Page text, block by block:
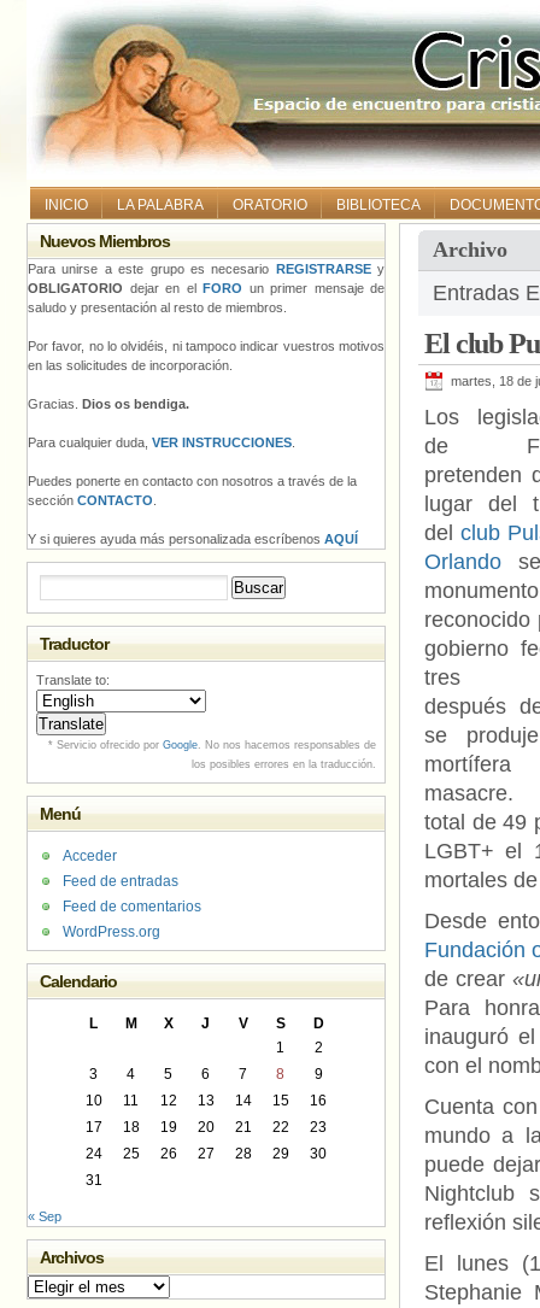
INICIO LA PALABRA ORATORIO BIBLIOTECA
Archivo
Entradas
El club
martes, 18 de
Los
de
pretenden
lugar del
del club
Orlando
monumento
reconocido
gobierno
tres
después
se
mortífera
total de 49
LGBT+ el
mortales
Desde
Fundación
de crear
Para
inauguró
con el
Cuenta
mundo a
puede
Nightclub
reflexión
El lunes
Stephanie
Nuevos Miembros
Para unirse a este grupo es necesario REGISTRARSEy
OBLIGATORIO dejar en el FORO un primer mensaje de
saludo y presentación al resto de miembros.
Por favor, no lo olvidéis, ni tampoco indicar vuestros motivos
en las solicitudes de incorporación.
Gracias. Dios os bendiga.
Para cualquier duda, VER INSTRUCCIONES
Puedes ponerte en contacto con nosotros a través de la
sección CONTACTO
Y si quieres ayuda más personalizada escríbenos AQUÍ
Traductor
Translate to:
* Servicio ofrecido por Google. No nos hacemos responsables de
los posibles errores en la traducción.
Menú
Acceder
Feed de entradas
Feed de comentarios
WordPress.org
Calendario
L M X J V S
D
1
2
3
4 5 6 7 8
9
10
11 12 13 14 15
16
17
18 19 20 21 22
23
24
25 26 27 28 29
30
31
« Sep
Archivos
Archivos